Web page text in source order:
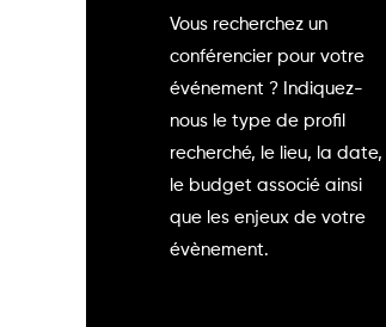
Vous recherchez un
conférencier pour votre
événement ? Indiquez-
nous le type de profil
recherché, le lieu, la date,
le budget associé ainsi
que les enjeux de votre
évènement.